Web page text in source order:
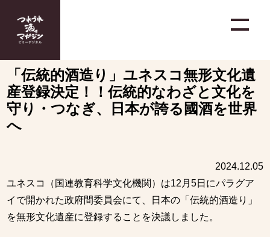
「伝統的酒造り」ユネスコ無形文化遺
産登録決定！！伝統的なわざと文化を
守り・つなぎ、日本が誇る國酒を世界
へ
2024.12.05
ユネスコ（国連教育科学文化機関）は12月5日にパラグア
イで開かれた政府間委員会にて、日本の「伝統的酒造り」
を無形文化遺産に登録することを決議しました。